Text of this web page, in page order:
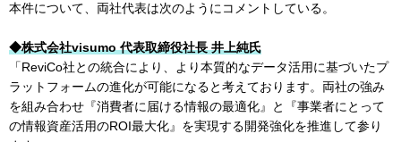
本件について、両社代表は次のようにコメントしている。
◆株式会社visumo 代表取締役社長 井上純氏
「ReviCo社との統合により、より本質的なデータ活用に基づいたプ
ラットフォームの進化が可能になると考えております。両社の強み
を組み合わせ『消費者に届ける情報の最適化』と『事業者にとって
の情報資産活用のROI最大化』を実現する開発強化を推進して参り